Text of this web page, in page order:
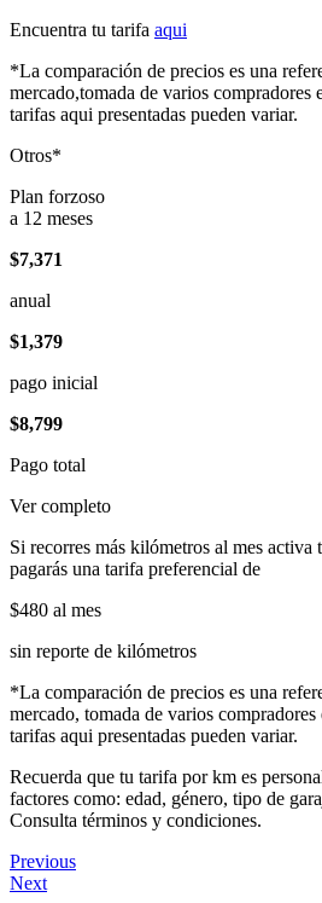
Encuentra tu tarifa aqui
*La comparación de precios es una
mercado,tomada de varios compradores
tarifas aqui presentadas pueden variar.
Otros*
Plan forzoso
a 12 meses
$7,371
anual
$1,379
pago inicial
$8,799
Pago total
Ver completo
Si recorres más kilómetros al mes activa
pagarás una tarifa preferencial de
$480 al mes
sin reporte de kilómetros
*La comparación de precios es una
mercado, tomada de varios
tarifas aqui presentadas pueden variar.
Recuerda que tu tarifa por km es
factores como: edad, género, tipo de
Consulta términos y condiciones.
Previous
Next